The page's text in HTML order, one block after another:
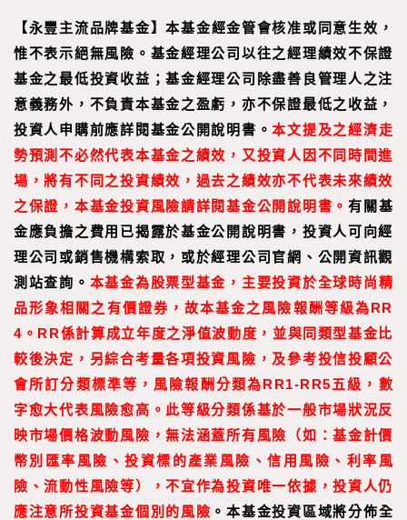
【永豐主流品牌基金】本基金經金管會核准或同意生效，
惟不表示絕無風險。基金經理公司以往之經理績效不保證
基金之最低投資收益；基金經理公司除盡善良管理人之注
意義務外，不負責本基金之盈虧，亦不保證最低之收益，
投資人申購前應詳閱基金公開說明書。本文提及之經濟走
勢預測不必然代表本基金之績效，又投資人因不同時間進
場，將有不同之投資績效，過去之績效亦不代表未來績效
之保證，本基金投資風險請詳閱基金公開說明書。有關基
金應負擔之費用已揭露於基金公開說明書，投資人可向經
理公司或銷售機構索取，或於經理公司官網、公開資訊觀
測站查詢。 本基金為股票型基金，主要投資於全球時尚精
品形象相關之有價證券，故本基金之風險報酬等級為RR
4。RR係計算成立年度之淨值波動度，並與同類型基金比
較後決定，另綜合考量各項投資風險，及參考投信投顧公
會所訂分類標準等，風險報酬分類為RR1-RR5五級，數
字愈大代表風險愈高。此等級分類係基於一般市場狀況反
映市場價格波動風險，無法涵蓋所有風險（如：基金計價
幣別匯率風險、投資標的產業風險、信用風險、利率風
險、流動性風險等），不宜作為投資唯一依據，投資人仍
應注意所投資基金個別的風險 。本基金投資區域將分佈全